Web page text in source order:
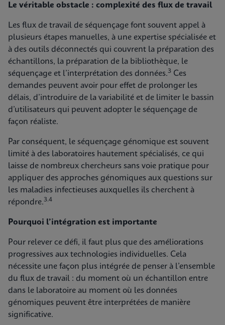
Le véritable obstacle : complexité des flux de travail
Les flux de travail de séquençage font souvent appel à
plusieurs étapes manuelles, à une expertise spécialisée et
à des outils déconnectés qui couvrent la préparation des
échantillons, la préparation de la bibliothèque, le
séquençage et l’interprétation des données.3 Ces
demandes peuvent avoir pour effet de prolonger les
délais, d’introduire de la variabilité et de limiter le bassin
d’utilisateurs qui peuvent adopter le séquençage de
façon réaliste.
Par conséquent, le séquençage génomique est souvent
limité à des laboratoires hautement spécialisés, ce qui
laisse de nombreux chercheurs sans voie pratique pour
appliquer des approches génomiques aux questions sur
les maladies infectieuses auxquelles ils cherchent à
répondre.3.4
Pourquoi l’intégration est importante
Pour relever ce défi, il faut plus que des améliorations
progressives aux technologies individuelles. Cela
nécessite une façon plus intégrée de penser à l’ensemble
du flux de travail : du moment où un échantillon entre
dans le laboratoire au moment où les données
génomiques peuvent être interprétées de manière
significative.